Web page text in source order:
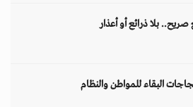
صريح.. بلا ذرائع أو أعذار
البقاء للمواطن والنظام